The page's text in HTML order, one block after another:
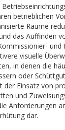
betrieblichen
Räume
das Auffinden
und
visuelle
in denen die
oder
der Einsatz von
und
Anforderungen
dar.